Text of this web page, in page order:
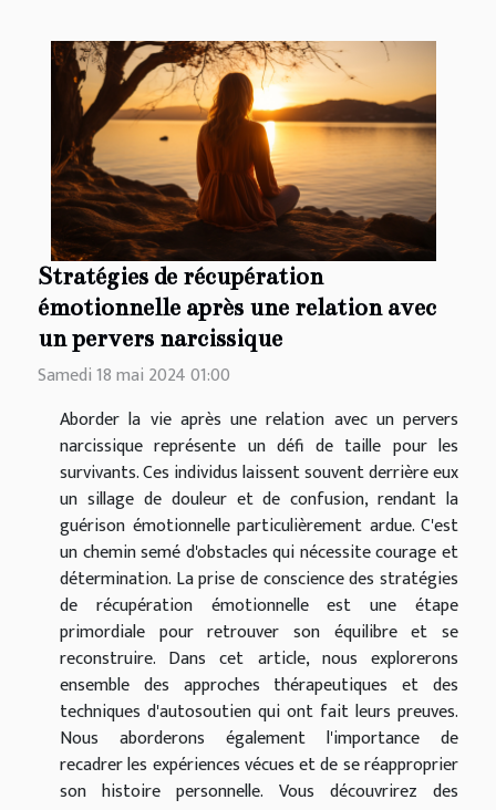
Stratégies de récupération
émotionnelle après une relation avec
un pervers narcissique
Samedi 18 mai 2024 01:00
Aborder la vie après une relation avec un pervers
narcissique représente un défi de taille pour les
survivants. Ces individus laissent souvent derrière eux
un sillage de douleur et de confusion, rendant la
guérison émotionnelle particulièrement ardue. C'est
un chemin semé d'obstacles qui nécessite courage et
détermination. La prise de conscience des stratégies
de récupération émotionnelle est une étape
primordiale pour retrouver son équilibre et se
reconstruire. Dans cet article, nous explorerons
ensemble des approches thérapeutiques et des
techniques d'autosoutien qui ont fait leurs preuves.
Nous aborderons également l'importance de
recadrer les expériences vécues et de se réapproprier
son histoire personnelle. Vous découvrirez des